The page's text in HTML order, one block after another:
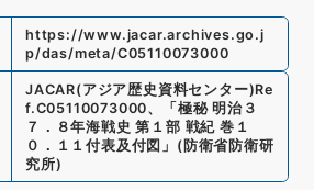
https://www.jacar.archives.go.j
p/das/meta/C05110073000
JACAR(アジア歴史資料センター)Re
f.C05110073000、
「極秘 明治３
７．８年海戦史 第１部 戦紀 巻１
０．１１付表及付図」 ( 防衛省防衛研
究所)